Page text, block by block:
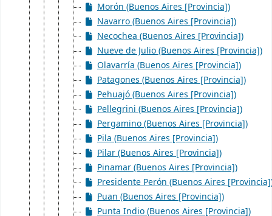
Morón (Buenos Aires [Provincia])
Navarro (Buenos Aires [Provincia])
Necochea (Buenos Aires [Provincia])
Nueve de Julio (Buenos Aires [Provincia])
Olavarría (Buenos Aires [Provincia])
Patagones (Buenos Aires [Provincia])
Pehuajó (Buenos Aires [Provincia])
Pellegrini (Buenos Aires [Provincia])
Pergamino (Buenos Aires [Provincia])
Pila (Buenos Aires [Provincia])
Pilar (Buenos Aires [Provincia])
Pinamar (Buenos Aires [Provincia])
Presidente Perón (Buenos Aires
Puan (Buenos Aires [Provincia])
Punta Indio (Buenos Aires [Provincia])